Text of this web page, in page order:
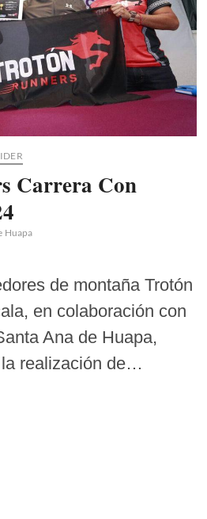
Carrera Con
Huapa
de montaña Trotón
en colaboración con
Ana de Huapa,
realización de…